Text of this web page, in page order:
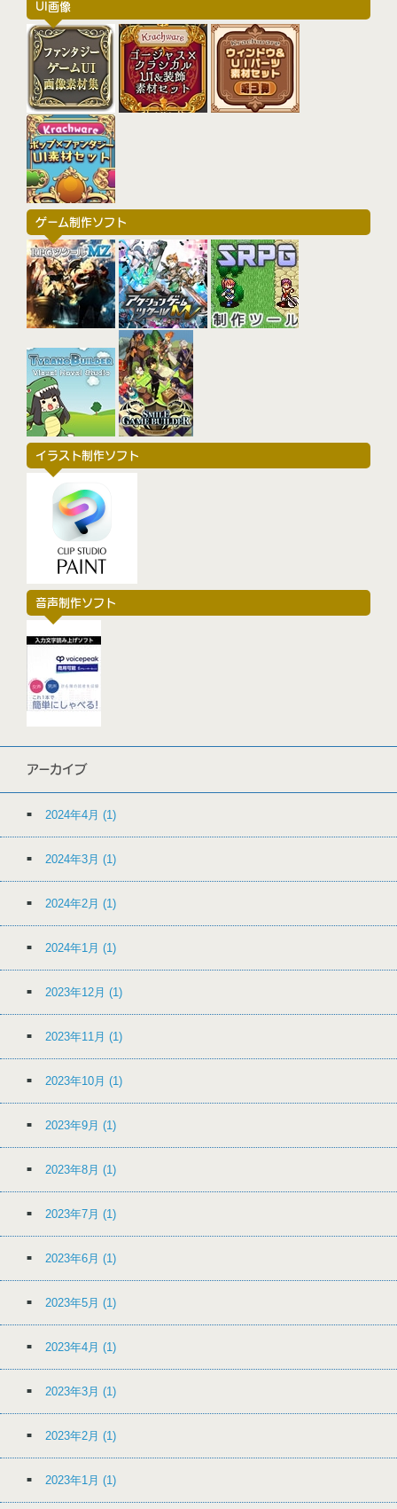
UI画像
ゲーム制作ソフト
イラスト制作ソフト
音声制作ソフト
アーカイブ
2024年4月 (1)
2024年3月 (1)
2024年2月 (1)
2024年1月 (1)
2023年12月 (1)
2023年11月 (1)
2023年10月 (1)
2023年9月 (1)
2023年8月 (1)
2023年7月 (1)
2023年6月 (1)
2023年5月 (1)
2023年4月 (1)
2023年3月 (1)
2023年2月 (1)
2023年1月 (1)